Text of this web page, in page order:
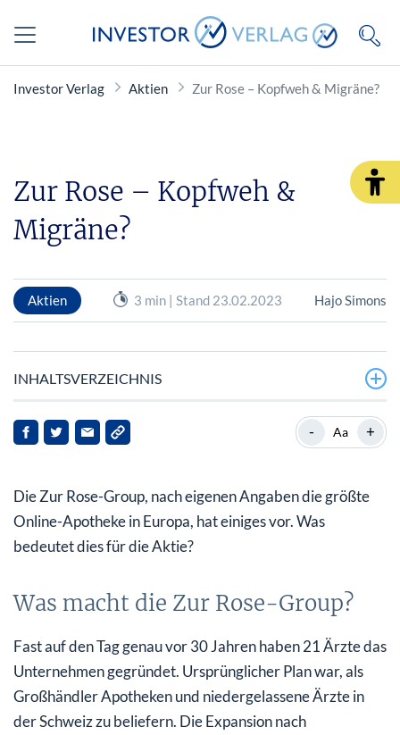
Investor Verlag Aktien Zur Rose – Kopfweh & Migräne?
Zur Rose – Kopfweh &
Migräne?
Aktien 3 min | Stand 23.02.2023 Hajo Simons
INHALTSVERZEICHNIS
Was macht die Zur Rose-Group?
Deutschland im Fokus
Zur Rose Aktie – Wohin geht die Reise?
- Aa +
Die Zur Rose-Group, nach eigenen Angaben die größte
Online-Apotheke in Europa, hat einiges vor. Was
bedeutet dies für die Aktie?
Was macht die Zur Rose-Group?
Fast auf den Tag genau vor 30 Jahren haben 21 Ärzte das
Unternehmen gegründet. Ursprünglicher Plan war, als
Großhändler Apotheken und niedergelassene Ärzte in
der Schweiz zu beliefern. Die Expansion nach